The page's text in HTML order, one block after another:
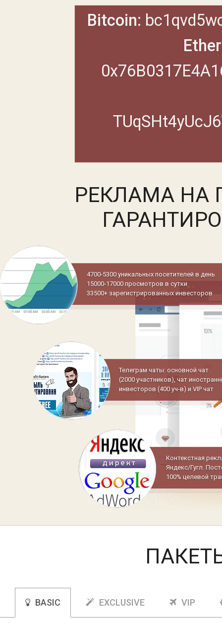
Bitcoin:
РЕКЛАМА НА
4700-5300 уникальных посетителей в день
15000-17000 просмотров в сутки
33500+ зарегистрированных инвесторов
Телеграм чаты: основной чат
(2000 участников), чат
инвесторов (400 уч-в) и VIP чат
Контекстная
Яндекс/Гугл.
100% целевой
BASIC EXCLUSIVE VIP